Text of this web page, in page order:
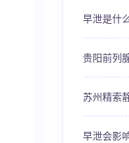
早泄是什
贵阳前列
苏州精索
早泄会影